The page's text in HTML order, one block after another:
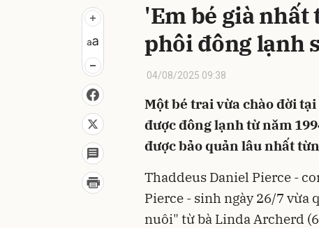
'Em bé già
phôi đông lạnh
04/08/2025 09:38
Một bé trai vừa chào đời
được đông lạnh từ năm
được bảo quản lâu nhất
Thaddeus Daniel Pierce -
Pierce - sinh ngày 26/7 vừa
nuôi" từ bà Linda Archerd